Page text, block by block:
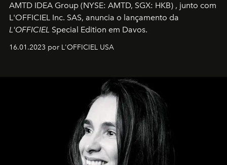
AMTD IDEA Group (NYSE: AMTD, SGX: HKB) , junto com
L'OFFICIEL Inc. SAS, anuncia o lançamento da
L'OFFICIEL Special Edition em Davos.
16.01.2023 por L'OFFICIEL USA